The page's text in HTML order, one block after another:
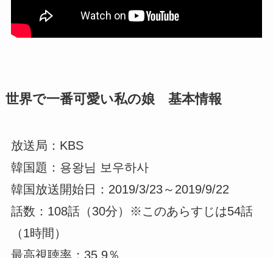
世界で一番可愛い私の娘 基本情報
放送局：KBS
韓国題：용왕님 보우하사
韓国放送開始日：2019/3/23～2019/9/22
話数：108話（30分）※このあらすじは54話
（1時間）
最高視聴率：35.9％